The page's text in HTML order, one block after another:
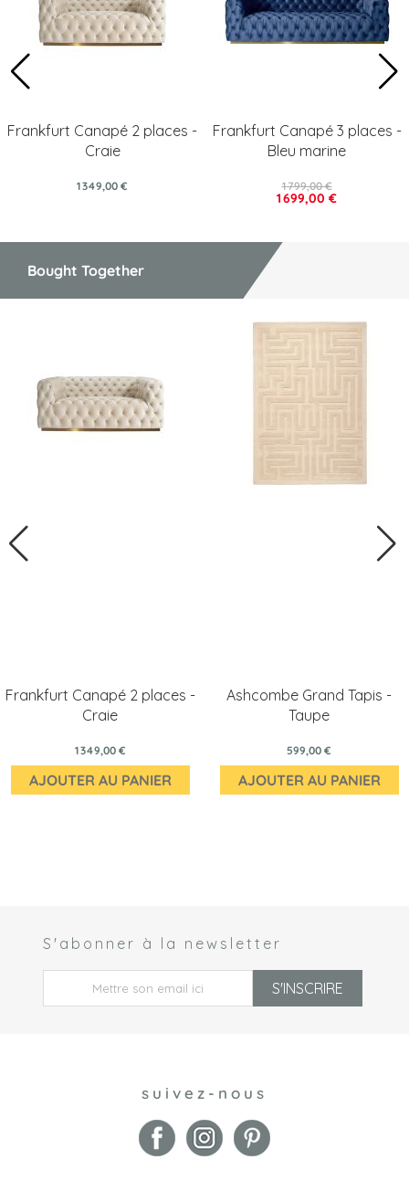
Frankfurt Canapé 2 places -
Craie
1 349,00 €
Frankfurt Canapé 3 places -
Bleu marine
1 699,00 €
1 799,00 €
Bought Together
Frankfurt Canapé 2 places -
Craie
1 349,00 €
AJOUTER AU PANIER
Ashcombe Grand Tapis -
Taupe
599,00 €
AJOUTER AU PANIER
S'abonner à la newsletter
S'INSCRIRE
suivez-nous